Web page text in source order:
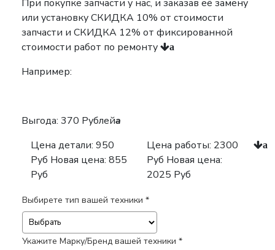
При покупке запчасти у нас, и заказав её замену
или установкуСКИДКА 10% от стоимости
запчасти и СКИДКА 12% от фиксированной
стоимости работ по ремонту
a
Например:
Выгода: 370 Рублейa
Цена детали: 950
Руб Новая цена: 855
Руб
Цена работы: 2300
Руб Новая цена:
2025 Руб
a
Выбирете тип вашей техники *
Укажите Марку/Бренд вашей техники *